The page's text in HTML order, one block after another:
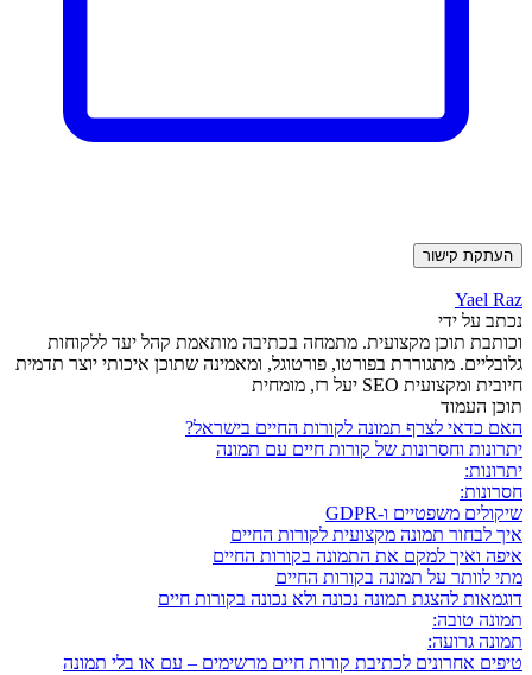
העתקת קישור
Yael Raz
נכתב על ידי
וכותבת תוכן מקצועית. מתמחה בכתיבה מותאמת קהל יעד ללקוחות
גלובליים. מתגוררת בפורטו, פורטוגל, ומאמינה שתוכן איכותי יוצר תדמית
חיובית ומקצועית SEO יעל רז, מומחית
תוכן העמוד
האם כדאי לצרף תמונה לקורות החיים בישראל?
יתרונות וחסרונות של קורות חיים עם תמונה
יתרונות:
חסרונות:
שיקולים משפטיים ו-GDPR
איך לבחור תמונה מקצועית לקורות החיים
איפה ואיך למקם את התמונה בקורות החיים
מתי לוותר על תמונה בקורות החיים
דוגמאות להצגת תמונה נכונה ולא נכונה בקורות חיים
תמונה טובה:
תמונה גרועה:
טיפים אחרונים לכתיבת קורות חיים מרשימים – עם או בלי תמונה